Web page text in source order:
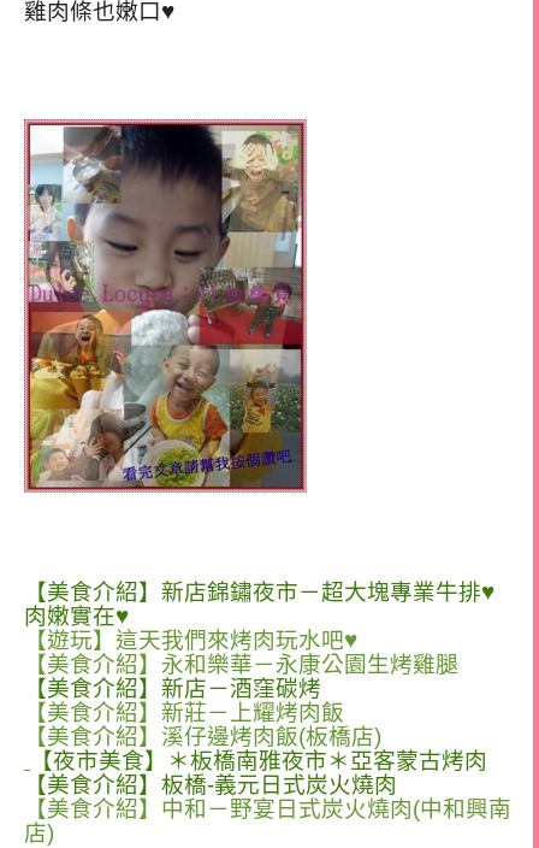
雞肉條也嫩口♥
【美食介紹】新店錦鏽夜市－超大塊專業牛排♥
肉嫩實在♥
【遊玩】這天我們來烤肉玩水吧♥
【美食介紹】永和樂華－永康公園生烤雞腿
【美食介紹】新店－酒窪碳烤
【美食介紹】新莊－上耀烤肉飯
【美食介紹】溪仔邊烤肉飯(板橋店)
【夜市美食】＊板橋南雅夜市＊亞客蒙古烤肉
【美食介紹】板橋-義元日式炭火燒肉
【美食介紹】中和－野宴日式炭火燒肉(中和興南
店)